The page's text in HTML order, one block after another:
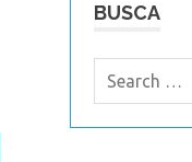
BUSCA